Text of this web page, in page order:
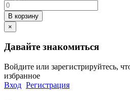
В корзину
×
Давайте знакомиться
Войдите или зарегистрируйтесь,
избранное
Вход Регистрация